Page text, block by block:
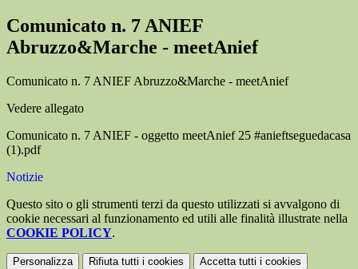
Comunicato n. 7 ANIEF
Abruzzo&Marche - meetAnief
Comunicato n. 7 ANIEF Abruzzo&Marche - meetAnief
Vedere allegato
Comunicato n. 7 ANIEF - oggetto meetAnief 25 #anieftseguedacasa
(1).pdf
Notizie
Questo sito o gli strumenti terzi da questo utilizzati si avvalgono di
cookie necessari al funzionamento ed utili alle finalità illustrate nella
COOKIE POLICY.
Personalizza Rifiuta tutti i cookies Accetta tutti i cookies